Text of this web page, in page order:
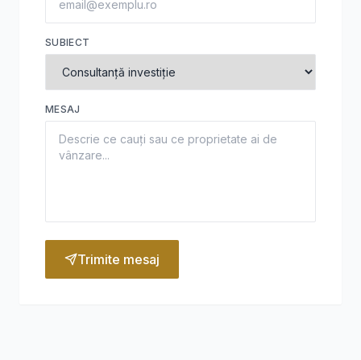
SUBIECT
MESAJ
Trimite mesaj